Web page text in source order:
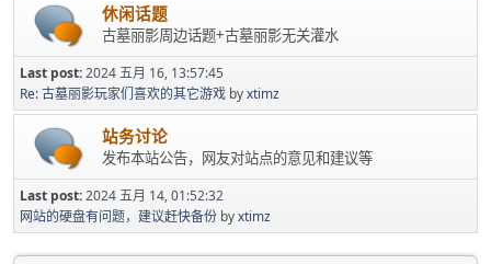
休闲话题
古墓丽影周边话题+古墓丽影无关灌水
Last post:2024 五月 16, 13:57:45
Re: 古墓丽影玩家们喜欢的其它游戏 byxtimz
站务讨论
发布本站公告，网友对站点的意见和建议等
Last post:2024 五月 14, 01:52:32
网站的硬盘有问题，建议赶快备份 byxtimz